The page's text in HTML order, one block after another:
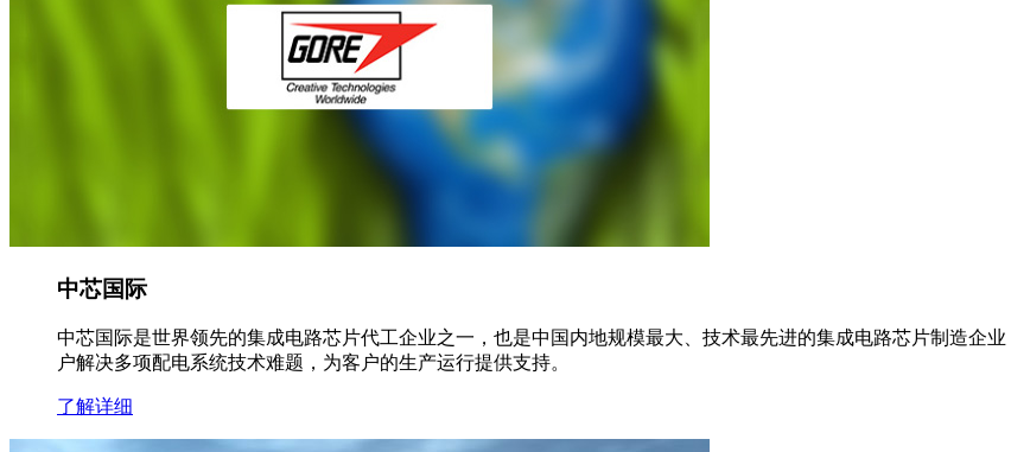
中芯国际
中芯国际是世界领先的集成电路芯片代工企业之一，也是中国内地规模最大、技术最先进的集成电路芯片制造企
户解决多项配电系统技术难题，为客户的生产运行提供支持。
了解详细